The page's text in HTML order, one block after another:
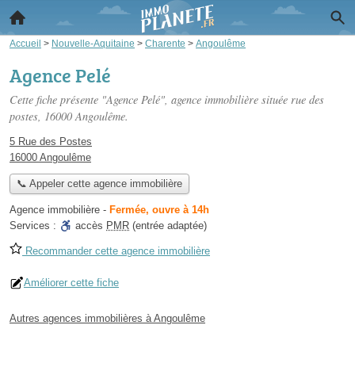
Accueil > Nouvelle-Aquitaine > Charente > Angoulême
Agence Pelé
Cette fiche présente "Agence Pelé", agence immobilière située rue des
postes, 16000 Angoulême.
5 Rue des Postes
16000 Angoulême
📞 Appeler cette agence immobilière
Agence immobilière - Fermée, ouvre à 14h
Services :
accès PMR (entrée adaptée)
Recommander cette agence immobilière
Améliorer cette fiche
Autres agences immobilières à Angoulême